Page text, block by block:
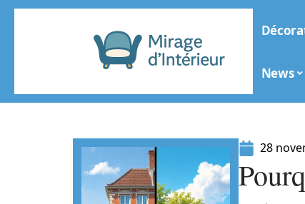
News
28